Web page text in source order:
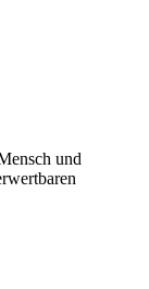
und